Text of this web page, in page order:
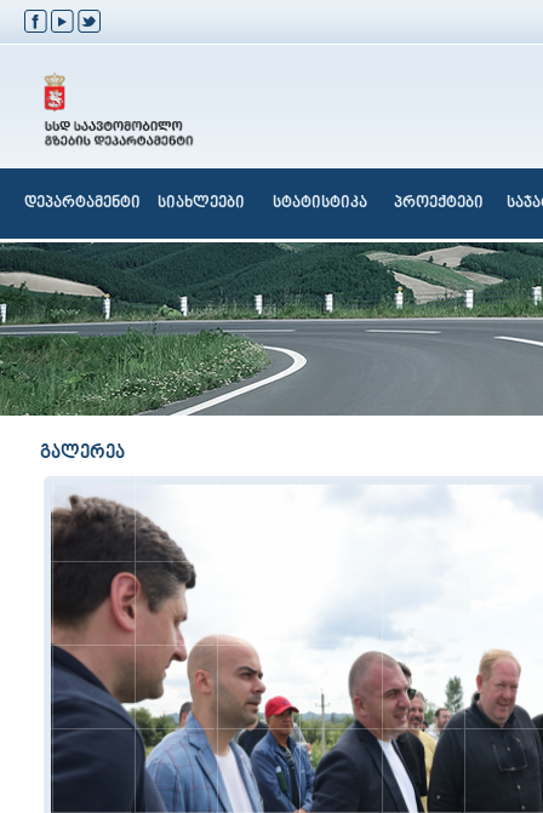
დეპარტამენტი სიახლეები სტატისტიკა პროექტები
გალერეა